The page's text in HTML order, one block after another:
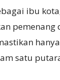
ibu
pemenang
satu